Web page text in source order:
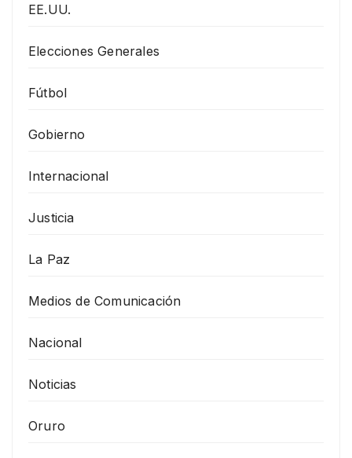
EE.UU.
Elecciones Generales
Fútbol
Gobierno
Internacional
Justicia
La Paz
Medios de Comunicación
Nacional
Noticias
Oruro